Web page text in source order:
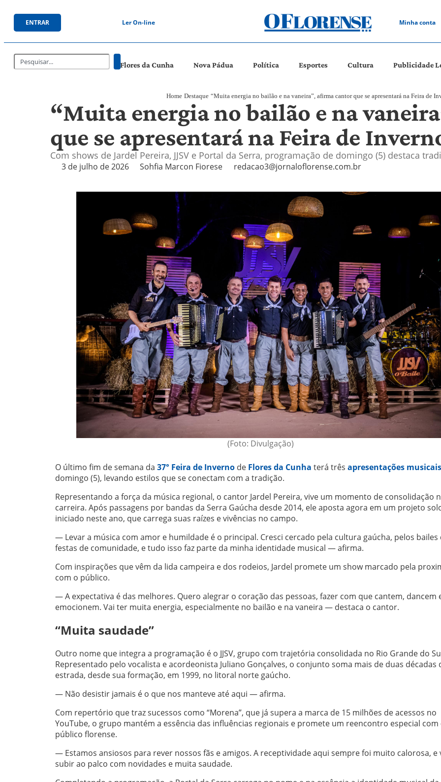
ENTRAR Ler On-line Minha conta
Flores da Cunha Nova Pádua Política Esportes Cultura Publicidade
Home Destaque “Muita energia no bailão e na vaneira”, afirma cantor que se apresentará na Feira de
“Muita energia no bailão e na
que se apresentará na Feira de
Com shows de Jardel Pereira, JJSV e Portal da Serra, programação de domingo (5) destaca
3 de julho de 2026 Sohfia Marcon Fiorese redacao3@jornaloflorense.com.br
(Foto: Divulgação)
O último fim de semana da 37° Feira de Inverno de Flores da Cunha terá três apresentações musicais
domingo (5), levando estilos que se conectam com a tradição.
Representando a força da música regional, o cantor Jardel Pereira, vive um momento de consolidação
carreira. Após passagens por bandas da Serra Gaúcha desde 2014, ele aposta agora em um projeto
iniciado neste ano, que carrega suas raízes e vivências no campo.
— Levar a música com amor e humildade é o principal. Cresci cercado pela cultura gaúcha, pelos bailes
festas de comunidade, e tudo isso faz parte da minha identidade musical — afirma.
Com inspirações que vêm da lida campeira e dos rodeios, Jardel promete um show marcado pela
com o público.
— A expectativa é das melhores. Quero alegrar o coração das pessoas, fazer com que cantem, dancem
emocionem. Vai ter muita energia, especialmente no bailão e na vaneira — destaca o cantor.
“Muita saudade”
Outro nome que integra a programação é o JJSV, grupo com trajetória consolidada no Rio Grande do
Representado pelo vocalista e acordeonista Juliano Gonçalves, o conjunto soma mais de duas décadas
estrada, desde sua formação, em 1999, no litoral norte gaúcho.
— Não desistir jamais é o que nos manteve até aqui — afirma.
Com repertório que traz sucessos como “Morena”, que já supera a marca de 15 milhões de acessos no
YouTube, o grupo mantém a essência das influências regionais e promete um reencontro especial com
público florense.
— Estamos ansiosos para rever nossos fãs e amigos. A receptividade aqui sempre foi muito calorosa, e
subir ao palco com novidades e muita saudade.